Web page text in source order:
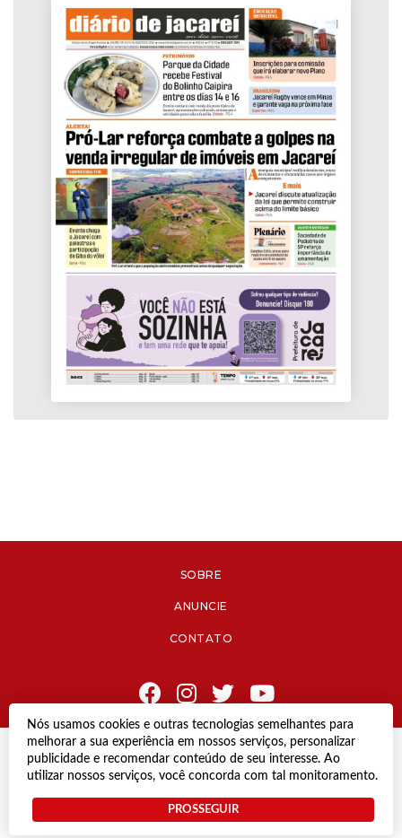
Nós usamos cookies e outras tecnologias semelhantes para
melhorar a sua experiência em nossos serviços, personalizar
publicidade e recomendar conteúdo de seu interesse. Ao
utilizar nossos serviços, você concorda com tal monitoramento.
PROSSEGUIR
SOBRE
ANUNCIE
CONTATO
© Copyright 2021 Diário de Jacareí.
Todos os direitos reservados.
Termos e Políticas de Uso